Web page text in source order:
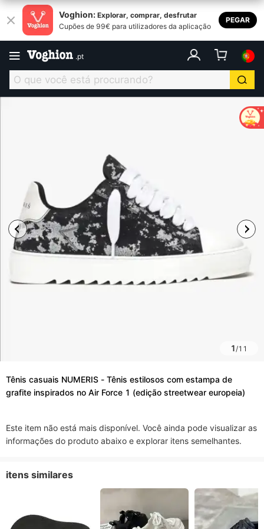
Voghion: Explorar, comprar, desfrutar
Cupões de 99€ para utilizadores da aplicação
PEGAR
.pt
1/11
Tênis casuais NUMERIS - Tênis estilosos com estampa de
grafite inspirados no Air Force 1 (edição streetwear europeia)
Este item não está mais disponível. Você ainda pode visualizar as
informações do produto abaixo e explorar itens semelhantes.
itens similares